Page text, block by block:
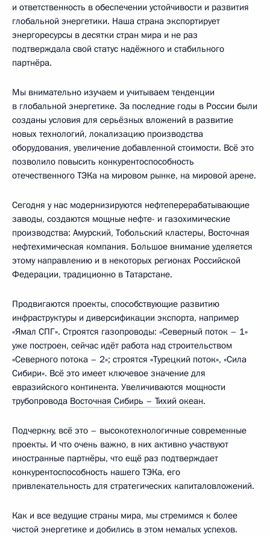
и ответственность в обеспечении устойчивости и развития
глобальной энергетики. Наша страна экспортирует
энергоресурсы в десятки стран мира и не раз
подтверждала свой статус надёжного и стабильного
партнёра.
Мы внимательно изучаем и учитываем тенденции
в глобальной энергетике. За последние годы в России были
созданы условия для серьёзных вложений в развитие
новых технологий, локализацию производства
оборудования, увеличение добавленной стоимости. Всё это
позволило повысить конкурентоспособность
отечественного ТЭКа на мировом рынке, на мировой арене.
Сегодня у нас модернизируются нефтеперерабатывающие
заводы, создаются мощные нефте- и газохимические
производства: Амурский, Тобольский кластеры, Восточная
нефтехимическая компания. Большое внимание уделяется
этому направлению и в некоторых регионах Российской
Федерации, традиционно в Татарстане.
Продвигаются проекты, способствующие развитию
инфраструктуры и диверсификации экспорта, например
«Ямал СПГ». Строятся газопроводы: «Северный поток – 1»
уже построен, сейчас идёт работа над строительством
«Северного потока – 2»; строятся «Турецкий поток», «Сила
Сибири». Всё это имеет ключевое значение для
евразийского континента. Увеличиваются мощности
трубопровода Восточная Сибирь – Тихий океан.
Подчеркну, всё это – высокотехнологичные современные
проекты. И что очень важно, в них активно участвуют
иностранные партнёры, что ещё раз подтверждает
конкурентоспособность нашего ТЭКа, его
привлекательность для стратегических капиталовложений.
Как и все ведущие страны мира, мы стремимся к более
чистой энергетике и добились в этом немалых успехов.